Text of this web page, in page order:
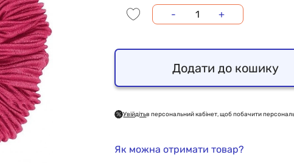
- +
Додати до кошику
Увійдітьв персональний кабінет, щоб побачити
Як можна отримати товар?